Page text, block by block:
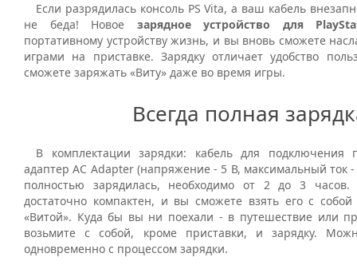
Если разрядилась консоль PS Vita, а ваш кабель
не беда! Новое зарядное устройство для
портативному устройству жизнь, и вы вновь сможете
играми на приставке. Зарядку отличает удобство
сможете заряжать «Виту» даже во время игры.
Всегда полная
В комплектации зарядки: кабель для подключения
адаптер AC Adapter (напряжение - 5 В, максимальный ток
полностью зарядилась, необходимо от 2 до 3 часов.
достаточно компактен, и вы сможете взять его с
«Витой». Куда бы вы ни поехали - в путешествие или
возьмите с собой, кроме приставки, и зарядку.
одновременно с процессом зарядки.